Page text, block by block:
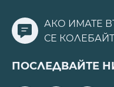
АКО ИМАТЕ
СЕ
ПОСЛЕДВАЙТЕ